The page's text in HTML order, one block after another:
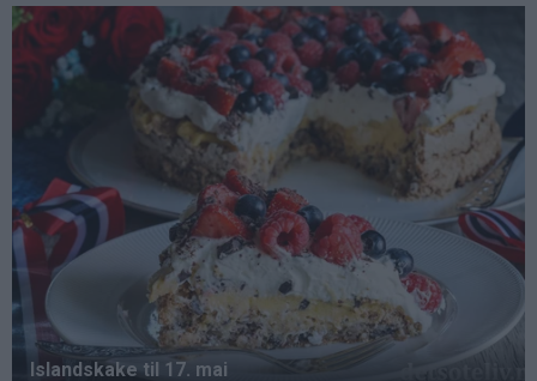
Hopp
hovedinnhold